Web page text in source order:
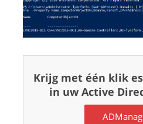
Krijg met één klik
in uw Active